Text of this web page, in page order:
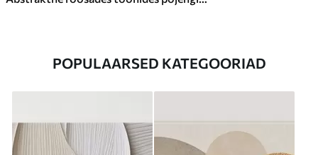
POPULAARSED KATEGOORIAD